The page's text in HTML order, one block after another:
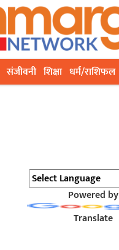
संजीवनी शिक्षा धर्म/राशिफल
Powered by
Translate